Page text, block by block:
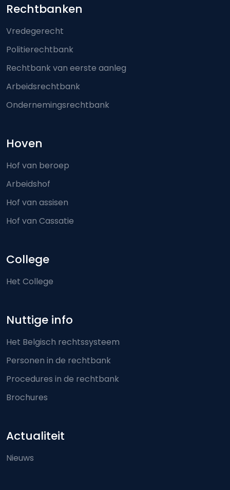
Footer-menu
Rechtbanken
Vredegerecht
Politierechtbank
Rechtbank van eerste aanleg
Arbeidsrechtbank
Ondernemingsrechtbank
Hoven
Hof van beroep
Arbeidshof
Hof van assisen
Hof van Cassatie
College
Het College
Nuttige info
Het Belgisch rechtssysteem
Personen in de rechtbank
Procedures in de rechtbank
Brochures
Actualiteit
Nieuws